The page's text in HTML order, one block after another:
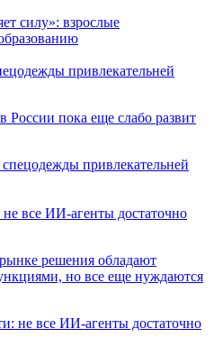
привлекательней
пока еще слабо развит
все ИИ-агенты достаточно
решения обладают
но все еще нуждаются